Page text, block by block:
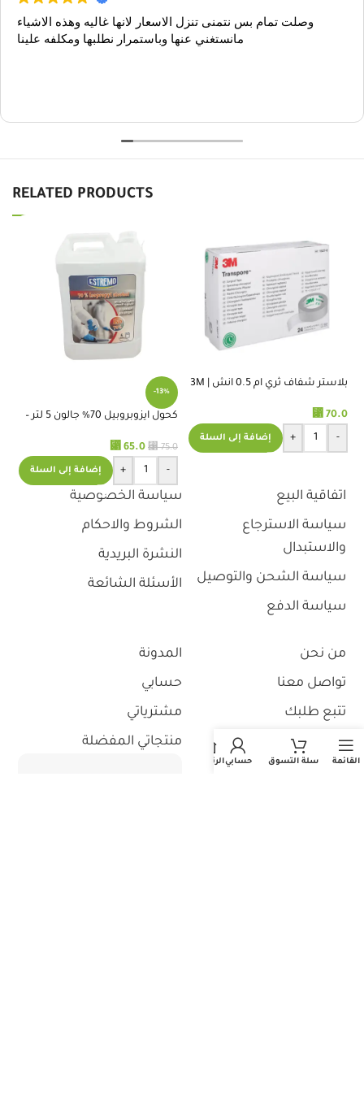
وصلت تمام بس نتمنى تنزل الاسعار لانها غاليه وهذه الاشياء
مانستغني عنها وباستمرار نطلبها ومكلفه علينا
RELATED PRODUCTS
بلاستر شفاف ثري ام 0.5 انش | 3M
⃁ 70.0
-
+ إضافة إلى السلة
-13%
كحول ايزوبروبيل 70% جالون 5 لتر –
⃁75.0
⃁ 65.0
-
+ إضافة إلى السلة
اتفاقية البيع
سياسة الاسترجاع
والاستبدال
سياسة الشحن والتوصيل
سياسة الدفع
سياسة الخصوصية
الشروط والاحكام
النشرة البريدية
الأسئلة الشائعة
من نحن
تواصل معنا
تتبع طلبك
استثمر معنا
المدونة
حسابي
مشترياتي
منتجاتي المفضلة
القائمة سلة التسوق حسابيالرئيسية